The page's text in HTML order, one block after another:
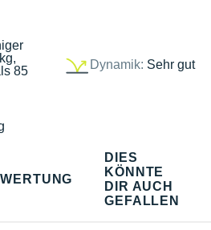
85
Dynamik: Sehr gut
DIES
KÖNNTE
DIR AUCH
GEFALLEN